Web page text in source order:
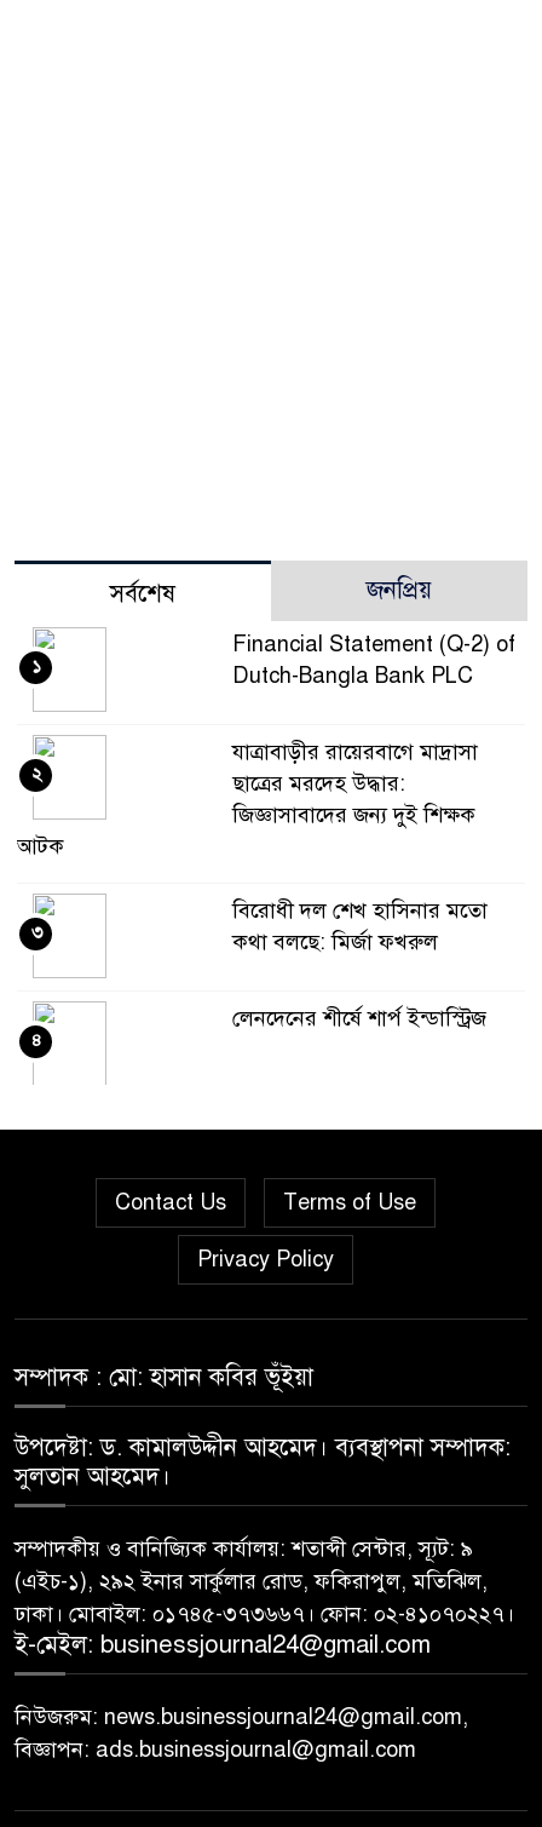
সর্বশেষ জনপ্রিয়
Financial Statement (Q-2) of
Dutch-Bangla Bank PLC
১
যাত্রাবাড়ীর রায়েরবাগে মাদ্রাসা
ছাত্রের মরদেহ উদ্ধার:
জিজ্ঞাসাবাদের জন্য দুই শিক্ষক
আটক
২
বিরোধী দল শেখ হাসিনার মতো
কথা বলছে: মির্জা ফখরুল
৩
লেনদেনের শীর্ষে শার্প ইন্ডাস্ট্রিজ
৪
দরবৃদ্ধির শীর্ষে সিএপিএম
দরপতনের তালিকায় শীর্ষে মেট্রো
স্পিনিং
প্রমাণ পেয়েছে বিএসইসি
সূচকের পতনে ১২১০ কোটি টাকার
৮
আগামী প্রজন্মের জন্য সুস্থ পরিবেশ
চান প্রধানমন্ত্রী
৯
বিএসইসির নতুন কমিশনার হোসেন
Contact Us Terms of Use
Privacy Policy
সম্পাদক : মো: হাসান কবির ভূঁইয়া
উপদেষ্টা: ড. কামালউদ্দীন আহমেদ। ব্যবস্থাপনা সম্পাদক:
সুলতান আহমেদ।
সম্পাদকীয় ও বানিজ্যিক কার্যালয়: শতাব্দী সেন্টার, স্যূট: ৯
(এইচ-১), ২৯২ ইনার সার্কুলার রোড, ফকিরাপুল, মতিঝিল,
ঢাকা। মোবাইল: ০১৭৪৫-৩৭৩৬৬৭। ফোন: ০২-৪১০৭০২২৭।
ই-মেইল: businessjournal24@gmail.com
নিউজরুম: news.businessjournal24@gmail.com,
বিজ্ঞাপন: ads.businessjournal@gmail.com